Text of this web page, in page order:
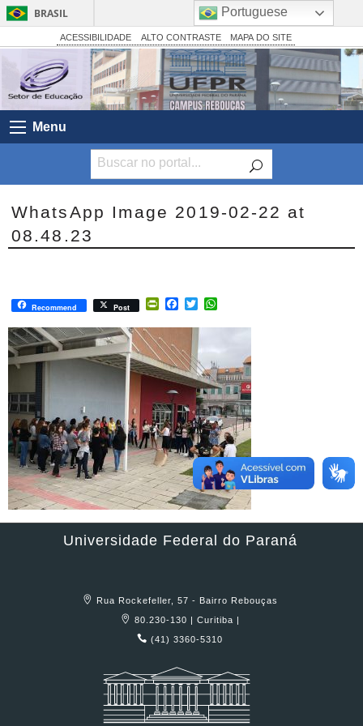
BRASIL
Simplifique!
Comunica BR
Participe
Acesso à informação
Canais
ACESSIBILIDADE ALTO CONTRASTE MAPA DO SITE
Menu
WhatsApp Image 2019-02-22 at
08.48.23
Recommend Post PrintFriendly
Facebook
Twitter
Universidade Federal do Paraná
Rua Rockefeller, 57 - Bairro Rebouças
80.230-130 | Curitiba |
(41) 3360-5310
Portuguese